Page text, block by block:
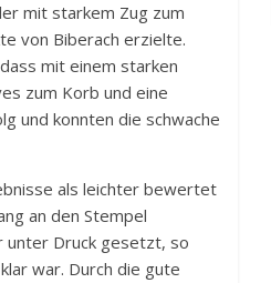
mit starkem Zug zum
von Biberach erzielte.
mit einem starken
zum Korb und eine
und konnten die schwache
als leichter bewertet
an den Stempel
unter Druck gesetzt, so
war. Durch die gute